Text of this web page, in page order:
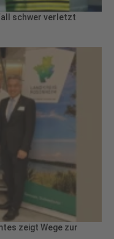
schwer verletzt
zeigt Wege zur